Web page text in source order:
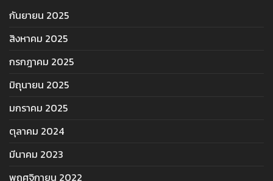
กันยายน 2025
สิงหาคม 2025
กรกฎาคม 2025
มิถุนายน 2025
มกราคม 2025
ตุลาคม 2024
มีนาคม 2023
พฤศจิกายน 2022